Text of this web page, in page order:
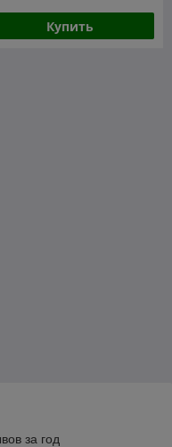
Купить
за год